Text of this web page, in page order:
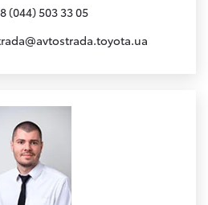
(044) 503 33 05